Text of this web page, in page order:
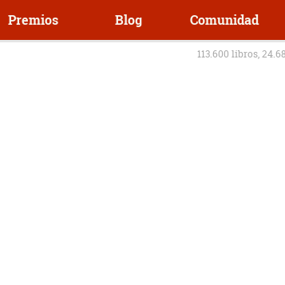
Premios Blog Comunidad
113.600 libros,